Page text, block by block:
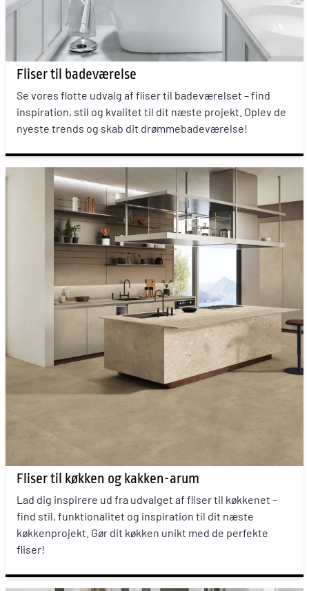
Fliser til badeværelse
Se vores flotte udvalg af fliser til badeværelset – find
inspiration, stil og kvalitet til dit næste projekt. Oplev de
nyeste trends og skab dit drømmebadeværelse!
Fliser til køkken og kakken-arum
Lad dig inspirere ud fra udvalget af fliser til køkkenet –
find stil, funktionalitet og inspiration til dit næste
køkkenprojekt. Gør dit køkken unikt med de perfekte
fliser!